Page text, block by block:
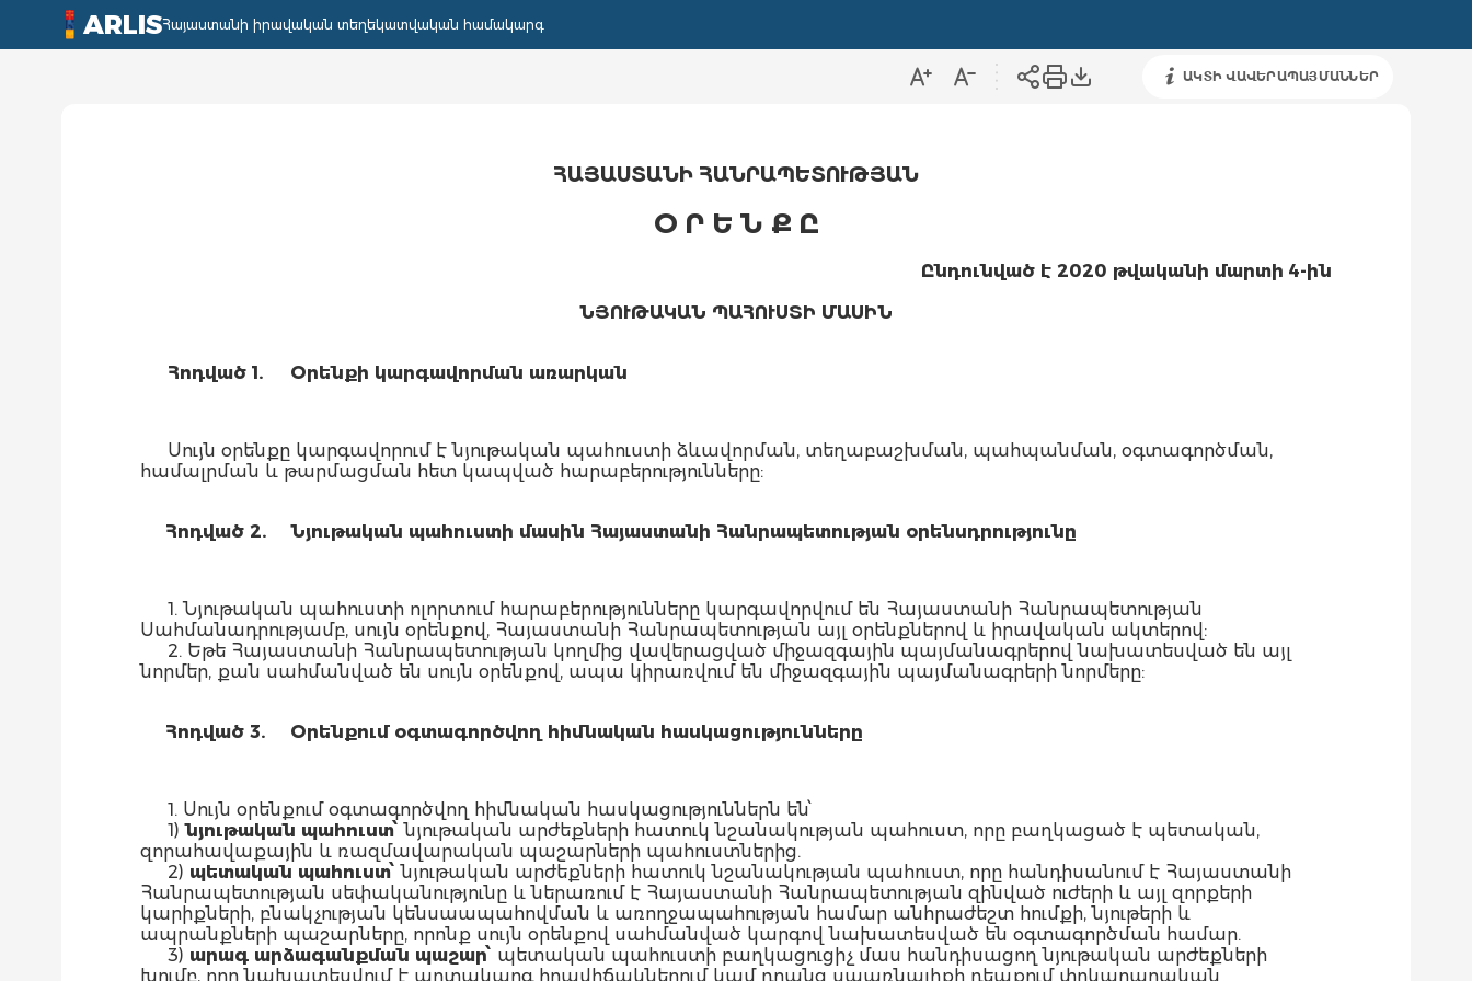
ARLISՀայաստանի իրավական տեղեկատվական համակարգ
ԱԿՏԻ ՎԱՎԵՐԱՊԱՅՄԱՆՆԵՐ
ՀԱՅԱՍՏԱՆԻ ՀԱՆՐԱՊԵՏՈՒԹՅԱՆ
Օ Ր Ե Ն Ք Ը
Ընդունված է 2020 թվականի մարտի 4-ին
ՆՅՈՒԹԱԿԱՆ ՊԱՀՈՒՍՏԻ ՄԱՍԻՆ
Հոդված 1. Օրենքի կարգավորման առարկան
Սույն օրենքը կարգավորում է նյութական պահուստի ձևավորման, տեղաբաշխման, պահպանման, օգտագործման,
համալրման և թարմացման հետ կապված հարաբերությունները:
Հոդված 2. Նյութական պահուստի մասին Հայաստանի Հանրապետության օրենսդրությունը
1. Նյութական պահուստի ոլորտում հարաբերությունները կարգավորվում են Հայաստանի Հանրապետության
Սահմանադրությամբ, սույն օրենքով, Հայաստանի Հանրապետության այլ օրենքներով և իրավական ակտերով:
2. Եթե Հայաստանի Հանրապետության կողմից վավերացված միջազգային պայմանագրերով նախատեսված են այլ
նորմեր, քան սահմանված են սույն օրենքով, ապա կիրառվում են միջազգային պայմանագրերի նորմերը:
Հոդված 3. Օրենքում օգտագործվող հիմնական հասկացությունները
1. Սույն օրենքում օգտագործվող հիմնական հասկացություններն են՝
1)նյութական պահուստ՝ նյութական արժեքների հատուկ նշանակության պահուստ, որը բաղկացած է պետական,
զորահավաքային և ռազմավարական պաշարների պահուստներից.
2) պետական պահուստ՝ նյութական արժեքների հատուկ նշանակության պահուստ, որը հանդիսանում է Հայաստանի
Հանրապետության սեփականությունը և ներառում է Հայաստանի Հանրապետության զինված ուժերի և այլ զորքերի
կարիքների, բնակչության կենսաապահովման և առողջապահության համար անհրաժեշտ հումքի, նյութերի և
ապրանքների պաշարները, որոնք սույն օրենքով սահմանված կարգով նախատեսված են օգտագործման համար.
3) արագ արձագանքման պաշար՝ պետական պահուստի բաղկացուցիչ մաս հանդիսացող նյութական արժեքների
խումբ, որը նախատեսվում է արտակարգ իրավիճակներում կամ դրանց սպառնալիքի դեպքում փրկարարական